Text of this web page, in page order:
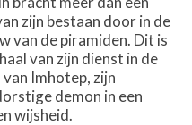
zijn bestaan door in de
van de piramiden. Dit is
van zijn dienst in de
van Imhotep, zijn
demon in een
wijsheid.